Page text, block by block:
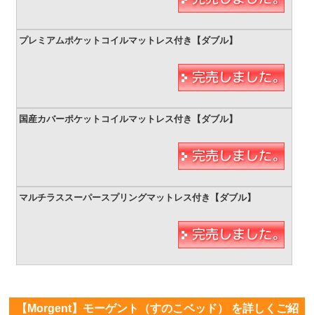
【Morgent】モーゲント（すのこベッド） を詳しくご紹